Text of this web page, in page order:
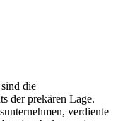
die
der prekären Lage.
verdiente